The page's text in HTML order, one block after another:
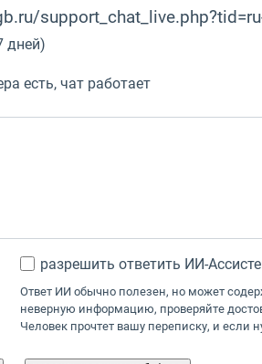
дней)
есть, чат работает
разрешить ответить ИИ-
Ответ ИИ обычно полезен, но может
неверную информацию, проверяйте
Человек прочтет вашу переписку, и если